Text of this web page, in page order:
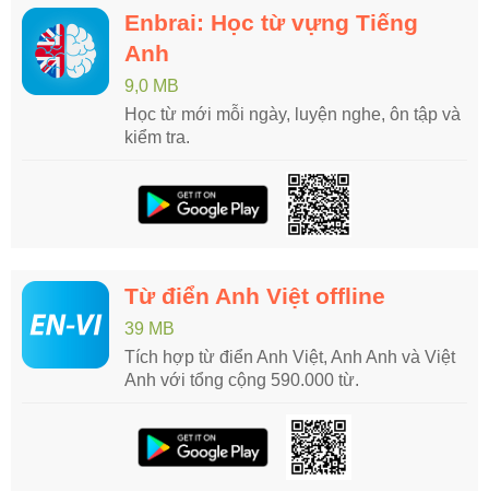
Enbrai: Học từ vựng Tiếng
Anh
9,0 MB
Học từ mới mỗi ngày, luyện nghe, ôn tập và
kiểm tra.
Từ điển Anh Việt offline
39 MB
Tích hợp từ điển Anh Việt, Anh Anh và Việt
Anh với tổng cộng 590.000 từ.